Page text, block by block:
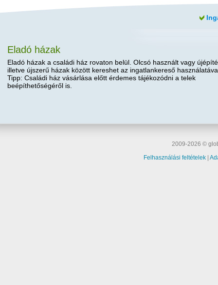
Eladó házak
Eladó házak a családi ház rovaton belül. Olcsó használt vagy
illetve újszerű házak között kereshet az ingatlankereső
Tipp: Családi ház vásárlása előtt érdemes tájékozódni a telek
beépíthetőségéről is.
2009-2026 ©
Felhasználási feltételek